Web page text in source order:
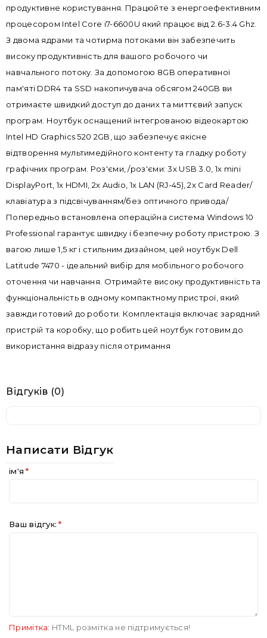
продуктивне користування. Працюйте з енергоефективним
процесором Intel Core i7-6600U який працює від 2.6-3.4 Ghz.
З двома ядрами та чотирма потоками він забезпечить
високу продуктивність для вашого робочого чи
навчального потоку. За допомогою 8GB оперативної
пам'яті DDR4 та SSD накопичувача обсягом 240GB ви
отримаєте швидкий доступ до даних та миттєвий запуск
програм. Ноутбук оснащений інтегрованою відеокартою
Intel HD Graphics 520 2GB, що забезпечує якісне
відтворення мультимедійного контенту та гладку роботу
графічних програм. Роз'єми, /роз'єми: 3x USB 3.0, 1x mini
DisplayPort, 1x HDMI, 2x Audio, 1x LAN (RJ-45), 2x Card Reader/
клавіатура з підсвічуванням/без оптичного привода/
Попередньо встановлена операційна система Windows 10
Professional гарантує швидку і безпечну роботу пристрою. З
вагою лише 1,5 кг і стильним дизайном, цей ноутбук Dell
Latitude 7470 - ідеальний вибір для мобільного робочого
оточення чи навчання. Отримайте високу продуктивність та
функціональність в одному компактному пристрої, який
завжди готовий до роботи. Комплектація включає зарядний
пристрій та коробку, що робить цей ноутбук готовим до
використання відразу після отримання
Відгуків (0)
Написати Відгук
ім'я
Ваш відгук:
Примітка: HTML розмітка не підтримується!